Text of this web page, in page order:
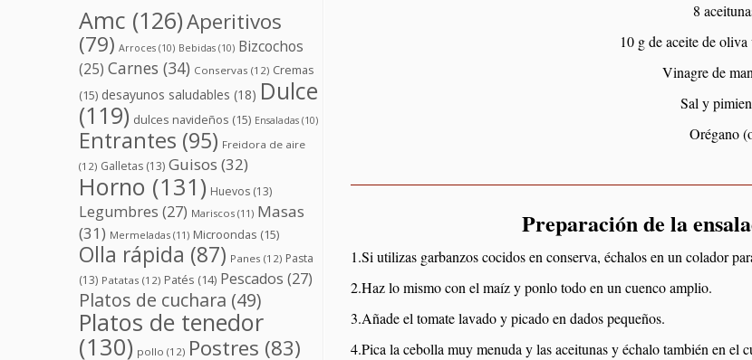
Amc (126)Aperitivos
(79) Arroces (10) Bebidas (10) Bizcochos
(25) Carnes (34) Conservas (12) Cremas
(15) desayunos saludables (18) Dulce
(119) dulces navideños (15) Ensaladas (10)
Entrantes (95) Freidora de aire
(12) Galletas (13) Guisos (32)
Horno (131) Huevos (13)
Legumbres (27) Mariscos (11) Masas
(31) Mermeladas (11) Microondas (15)
Olla rápida (87) Panes (12) Pasta
(13) Patatas (12) Patés (14) Pescados (27)
Platos de cuchara (49)
Platos de tenedor
(130) pollo (12) Postres (83)
8
10 g de aceite de
Vinagre de
Sal y
Orégano
Preparación de la
1.Si utilizas garbanzos cocidos en conserva, échalos en un colador
2.Haz lo mismo con el maíz y ponlo todo en un cuenco amplio.
3.Añade el tomate lavado y picado en dados pequeños.
4.Pica la cebolla muy menuda y las aceitunas y échalo también en el